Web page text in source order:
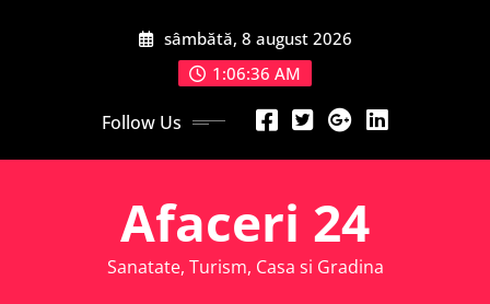
sâmbătă, 8 august 2026
1:06:38 AM
Follow Us
Afaceri 24
Sanatate, Turism, Casa si Gradina